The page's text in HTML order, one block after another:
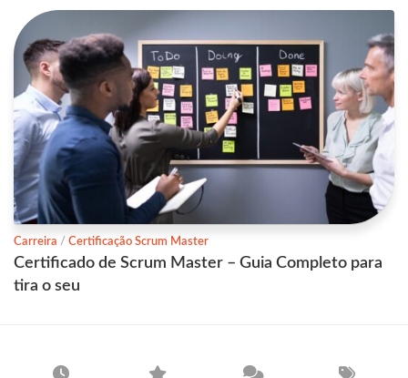
Carreira / Certificação Scrum Master
Certificado de Scrum Master – Guia Completo para
tira o seu